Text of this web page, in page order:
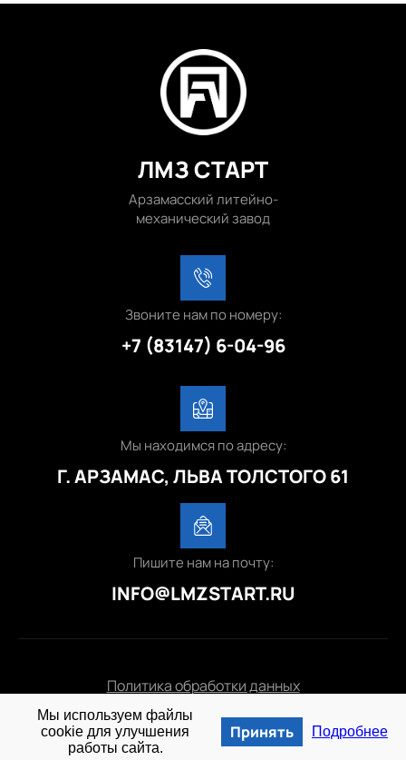
ЛМЗ СТАРТ
Арзамасский литейно-
механический завод
+7 (83147) 6-04-96
Звоните нам по номеру:
Г. АРЗАМАС, ЛЬВА ТОЛСТОГО 61
Мы находимся по адресу:
INFO@LMZSTART.RU
Пишите нам на почту:
Политика обработки данных
© 2025 lmzstart.ru
Мы используем файлы
cookie для улучшения
работы сайта.
Принять Подробнее